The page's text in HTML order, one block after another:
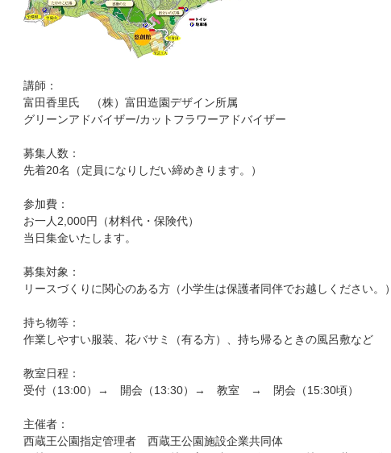
講師：
富田香里氏 （株）富田造園デザイン所属
グリーンアドバイザー/カットフラワーアドバイザー
募集人数：
先着20名（定員になりしだい締めきります。）
参加費：
お一人2,000円（材料代・保険代）
当日集金いたします。
募集対象：
リースづくりに関心のある方（小学生は保護者同伴でお越しください。）
持ち物等：
作業しやすい服装、花バサミ（有る方）、持ち帰るときの風呂敷など
教室日程：
受付（13:00）→ 開会（13:30）→ 教室 → 閉会（15:30頃）
主催者：
西蔵王公園指定管理者 西蔵王公園施設企業共同体